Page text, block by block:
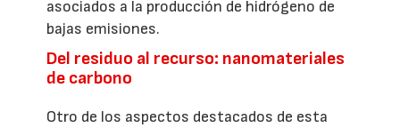
asociados a la producción de hidrógeno de
bajas emisiones.
Del residuo al recurso: nanomateriales
de carbono
Otro de los aspectos destacados de esta